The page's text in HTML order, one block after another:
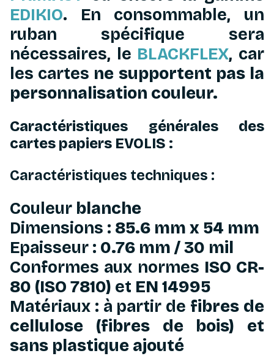
EDIKIO. En consommable, un
ruban spécifique sera
nécessaires, le BLACKFLEX, car
les cartes ne supportent pas la
personnalisation couleur.
Caractéristiques générales des
cartes papiers EVOLIS :
Caractéristiques techniques :
Couleur blanche
Dimensions : 85.6 mm x 54 mm
Epaisseur : 0.76 mm / 30 mil
Conformes aux normes ISO CR-
80 (ISO 7810) et EN 14995
Matériaux : à partir de fibres de
cellulose (fibres de bois) et
sans plastique ajouté